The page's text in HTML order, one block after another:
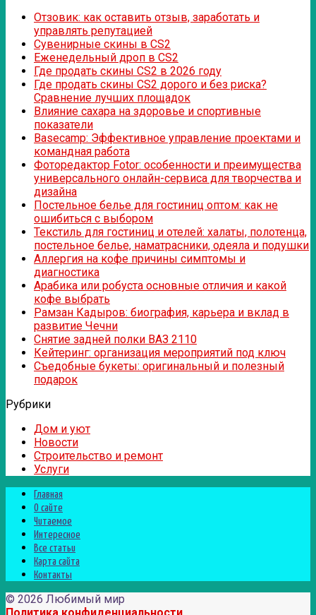
Отзовик: как оставить отзыв, заработать и
управлять репутацией
Сувенирные скины в CS2
Еженедельный дроп в CS2
Где продать скины CS2 в 2026 году
Где продать скины CS2 дорого и без риска?
Сравнение лучших площадок
Влияние сахара на здоровье и спортивные
показатели
Basecamp: Эффективное управление проектами и
командная работа
Фоторедактор Fotor: особенности и преимущества
универсального онлайн-сервиса для творчества и
дизайна
Постельное белье для гостиниц оптом: как не
ошибиться с выбором
Текстиль для гостиниц и отелей: халаты, полотенца,
постельное белье, наматрасники, одеяла и подушки
Аллергия на кофе причины симптомы и
диагностика
Арабика или робуста основные отличия и какой
кофе выбрать
Рамзан Кадыров: биография, карьера и вклад в
развитие Чечни
Снятие задней полки ВАЗ 2110
Кейтеринг: организация мероприятий под ключ
Съедобные букеты: оригинальный и полезный
подарок
Рубрики
Дом и уют
Новости
Строительство и ремонт
Услуги
Главная
О сайте
Читаемое
Интересное
Все статьи
Карта сайта
Контакты
© 2026 Любимый мир